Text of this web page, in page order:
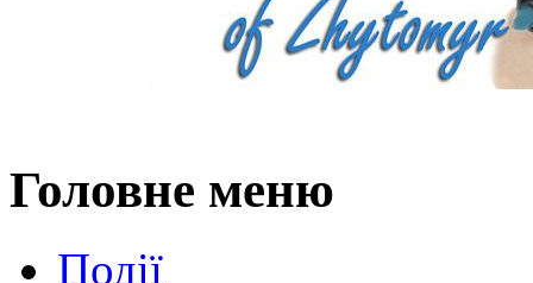
Головне меню
Події